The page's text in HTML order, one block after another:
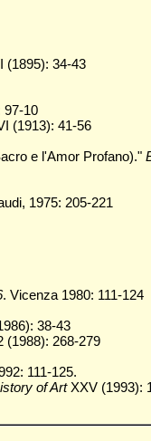
(1895): 34-43
97-10
(1913): 41-56
e l'Amor Profano)."
1975: 205-221
. Vicenza 1980: 111-124
38-43
(1988): 268-279
111-125.
of ArtXXV (1993):